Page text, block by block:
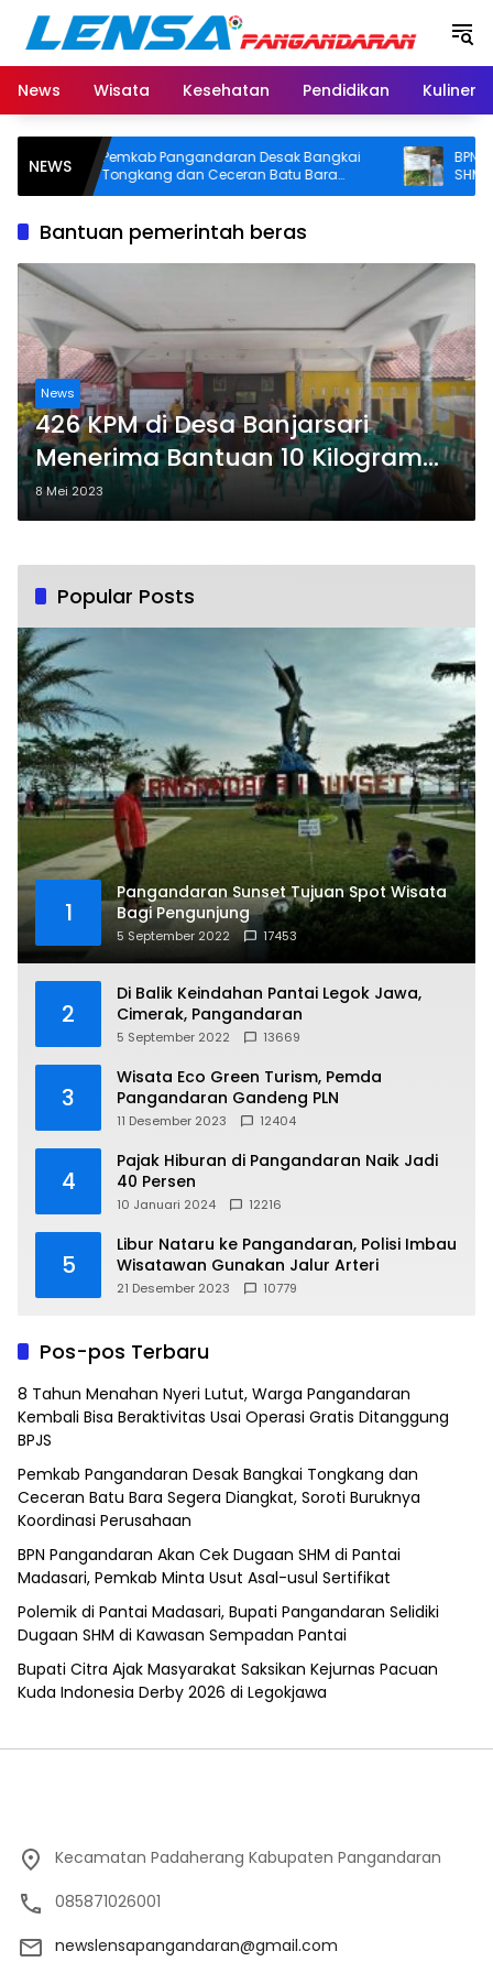
Langsung
konten
News
Wisata Kesehatan Pendidikan Kuliner
NEWSPemkab Pangandaran Desak Bangkai
Tongkang dan Ceceran Batu Bara
Segera Diangkat, Soroti Buruknya
BPN
SHM di
Usut Asal-
Bantuan pemerintah beras
News
426 KPM di Desa Banjarsari
Menerima Bantuan 10 Kilogram
Beras
8 Mei 2023
Popular Posts
1
Pangandaran Sunset Tujuan Spot Wisata
Bagi Pengunjung
5 September 2022 17453
2
Di Balik Keindahan Pantai Legok Jawa,
Cimerak, Pangandaran
5 September 2022 13669
3
Wisata Eco Green Turism, Pemda
Pangandaran Gandeng PLN
11 Desember 2023 12404
4
Pajak Hiburan di Pangandaran Naik Jadi
40 Persen
10 Januari 2024 12216
5
Libur Nataru ke Pangandaran, Polisi Imbau
Wisatawan Gunakan Jalur Arteri
21 Desember 2023 10779
Pos-pos Terbaru
8 Tahun Menahan Nyeri Lutut, Warga Pangandaran
Kembali Bisa Beraktivitas Usai Operasi Gratis Ditanggung
BPJS
Pemkab Pangandaran Desak Bangkai Tongkang dan
Ceceran Batu Bara Segera Diangkat, Soroti Buruknya
Koordinasi Perusahaan
BPN Pangandaran Akan Cek Dugaan SHM di Pantai
Madasari, Pemkab Minta Usut Asal-usul Sertifikat
Polemik di Pantai Madasari, Bupati Pangandaran Selidiki
Dugaan SHM di Kawasan Sempadan Pantai
Bupati Citra Ajak Masyarakat Saksikan Kejurnas Pacuan
Kuda Indonesia Derby 2026 di Legokjawa
Kecamatan Padaherang Kabupaten Pangandaran
085871026001
newslensapangandaran@gmail.com